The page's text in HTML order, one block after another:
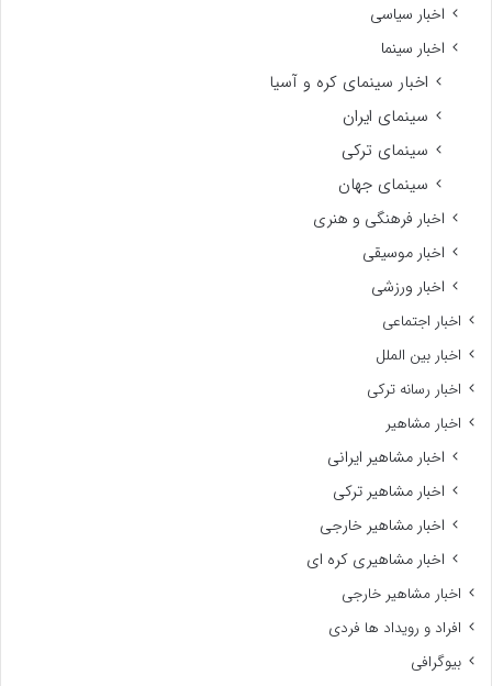
اخبار سیاسی
اخبار سینما
اخبار سینمای کره و آسیا
سینمای ایران
سینمای ترکی
سینمای جهان
اخبار فرهنگی و هنری
اخبار موسیقی
اخبار ورزشی
اخبار اجتماعی
اخبار بین الملل
اخبار رسانه ترکی
اخبار مشاهیر
اخبار مشاهیر ایرانی
اخبار مشاهیر ترکی
اخبار مشاهیر خارجی
اخبار مشاهیری کره ای
اخبار مشاهیر خارجی
افراد و رویداد ها فردی
بیوگرافی